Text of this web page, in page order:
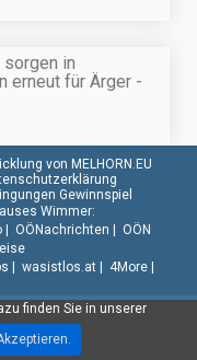
sorgen in
erneut für Ärger -
finden Sie in unserer
von MELHORN.EU
Gewinnspiel
Wimmer:
| OÖNachrichten
OÖN
wasistlos.at| 4More|